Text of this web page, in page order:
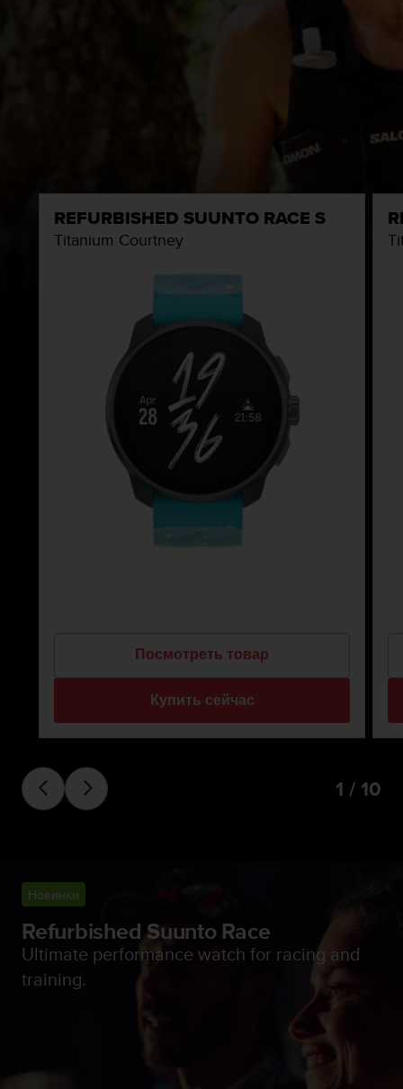
REFURBISHED SUUNTO RACE S
Titanium Courtney
Посмотреть товар
Купить сейчас
1 / 10
Новинки
Refurbished Suunto Race
Ultimate performance watch for racing and
training.